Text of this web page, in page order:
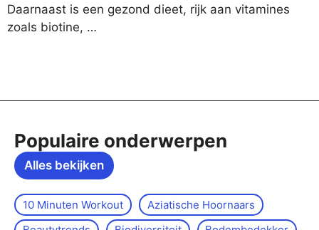
Daarnaast is een gezond dieet, rijk aan vitamines
zoals biotine, …
Populaire onderwerpen
Alles bekijken
10 Minuten Workout
Aziatische Hoornaars